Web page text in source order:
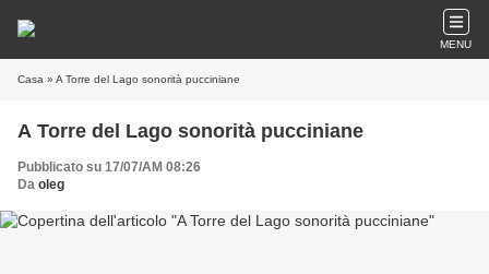
MENU
Casa » A Torre del Lago sonorità pucciniane
A Torre del Lago sonorità pucciniane
Pubblicato su 17/07/AM 08:26
Da oleg